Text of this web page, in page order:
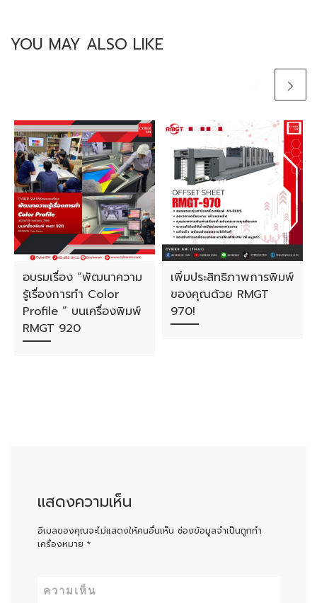
YOU MAY ALSO LIKE
อบรมเรื่อง “พัฒนาความ
รู้เรื่องการทํา Color
Profile ” บนเครื่องพิมพ์
RMGT 920
เพิ่มประสิทธิภาพการพิมพ์
ของคุณด้วย RMGT
970!
แสดงความเห็น
อีเมลของคุณจะไม่แสดงให้คนอื่นเห็น ช่องข้อมูลจำเป็นถูกทำ
เครื่องหมาย *
ความเห็น